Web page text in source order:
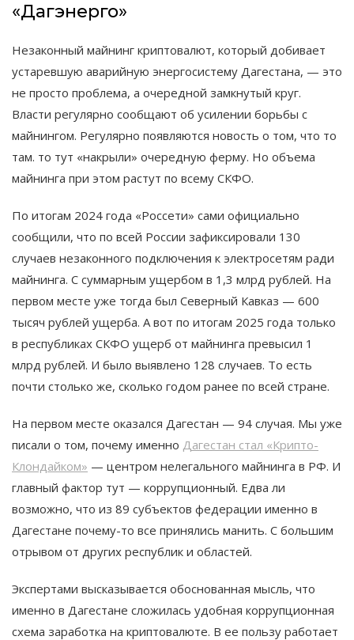
«Дагэнерго»
Незаконный майнинг криптовалют, который добивает
устаревшую аварийную энергосистему Дагестана, — это
не просто проблема, а очередной замкнутый круг.
Власти регулярно сообщают об усилении борьбы с
майнингом. Регулярно появляются новость о том, что то
там. то тут «накрыли» очередную ферму. Но объема
майнинга при этом растут по всему СКФО.
По итогам 2024 года «Россети» сами официально
сообщили, что по всей России зафиксировали 130
случаев незаконного подключения к электросетям ради
майнинга. С суммарным ущербом в 1,3 млрд рублей. На
первом месте уже тогда был Северный Кавказ — 600
тысяч рублей ущерба. А вот по итогам 2025 года только
в республиках СКФО ущерб от майнинга превысил 1
млрд рублей. И было выявлено 128 случаев. То есть
почти столько же, сколько годом ранее по всей стране.
На первом месте оказался Дагестан — 94 случая. Мы уже
писали о том, почему именно Дагестан стал «Крипто-
Клондайком» — центром нелегального майнинга в РФ. И
главный фактор тут — коррупционный. Едва ли
возможно, что из 89 субъектов федерации именно в
Дагестане почему-то все принялись манить. С большим
отрывом от других республик и областей.
Экспертами высказывается обоснованная мысль, что
именно в Дагестане сложилась удобная коррупционная
схема заработка на криптовалюте. В ее пользу работает